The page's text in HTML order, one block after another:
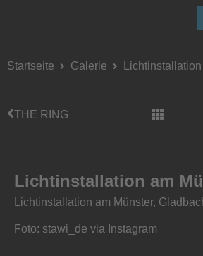
Startseite Galerie
THE RING
Lichtinstallation am
Lichtinstallation am Münster,
Foto: stawi_de via Instagram